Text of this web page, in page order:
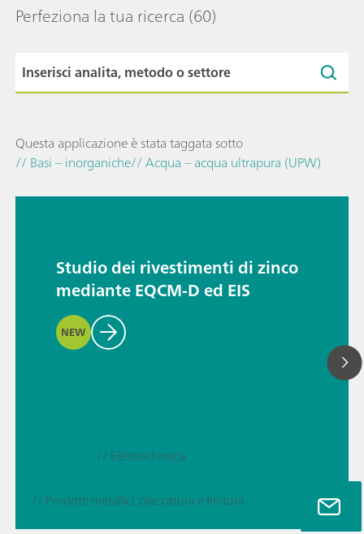
Perfeziona la tua ricerca (60)
Questa applicazione è stata taggata sotto
// Basi – inorganiche// Acqua – acqua ultrapura (UPW)
Studio dei rivestimenti di zinco
mediante EQCM-D ed EIS
NEW
// Elettrochimica
// Prodotti metallici, placcatura e finitura